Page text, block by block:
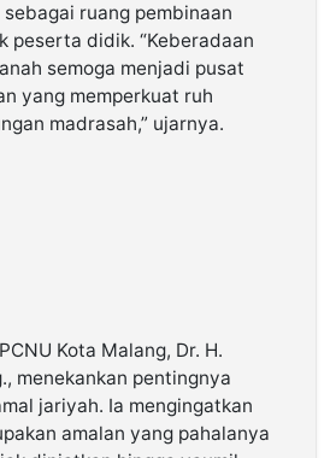
ruang pembinaan
peserta didik. “Keberadaan
semoga menjadi pusat
yang memperkuat ruh
madrasah,” ujarnya.
Kota Malang, Dr. H.
menekankan pentingnya
jariyah. Ia mengingatkan
amalan yang pahalanya